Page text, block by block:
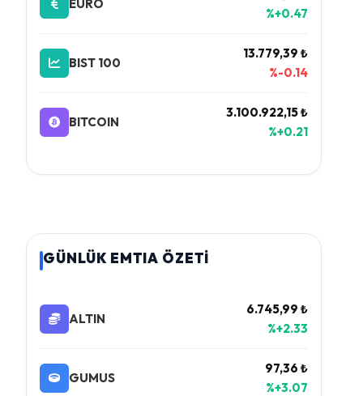
EURO
%+0.47
BIST 100
13.779,39 ₺
%-0.14
BITCOIN
3.100.922,15 ₺
%+0.21
GÜNLÜK EMTIA ÖZETİ
ALTIN
6.745,99 ₺
%+2.33
GUMUS
97,36 ₺
%+3.07